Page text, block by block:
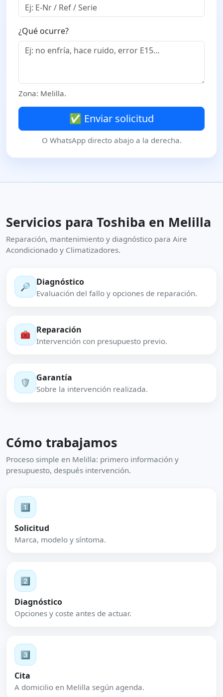
¿Qué ocurre?
Zona: Melilla.
✅ Enviar solicitud
O WhatsApp directo abajo a la derecha.
Servicios para Toshiba en Melilla
Reparación, mantenimiento y diagnóstico para Aire
Acondicionado y Climatizadores.
🔎 Diagnóstico
Evaluación del fallo y opciones de reparación.
🧰 Reparación
Intervención con presupuesto previo.
🛡️ Garantía
Sobre la intervención realizada.
Cómo trabajamos
Proceso simple en Melilla: primero información y
presupuesto, después intervención.
1️⃣
Solicitud
Marca, modelo y síntoma.
2️⃣
Diagnóstico
Opciones y coste antes de actuar.
3️⃣
Cita
A domicilio en Melilla según agenda.